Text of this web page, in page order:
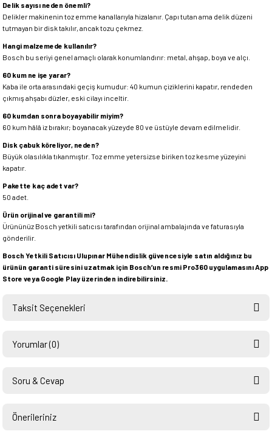
Delik sayısı neden önemli?
Delikler makinenin toz emme kanallarıyla hizalanır. Çapı tutan ama delik düzeni
tutmayan bir disk takılır, ancak tozu çekmez.
Hangi malzemede kullanılır?
Bosch bu seriyi genel amaçlı olarak konumlandırır: metal, ahşap, boya ve alçı.
60 kum ne işe yarar?
Kaba ile orta arasındaki geçiş kumudur: 40 kumun çiziklerini kapatır, rendeden
çıkmış ahşabı düzler, eski cilayı inceltir.
60 kumdan sonra boyayabilir miyim?
60 kum hâlâ iz bırakır; boyanacak yüzeyde 80 ve üstüyle devam edilmelidir.
Disk çabuk köreliyor, neden?
Büyük olasılıkla tıkanmıştır. Toz emme yetersizse biriken toz kesme yüzeyini
kapatır.
Pakette kaç adet var?
50 adet.
Ürün orijinal ve garantili mi?
Ürününüz Bosch yetkili satıcısı tarafından orijinal ambalajında ve faturasıyla
gönderilir.
Bosch Yetkili Satıcısı Ulupınar Mühendislik güvencesiyle satın aldığınız bu
ürünün garanti süresini uzatmak için Bosch’un resmi Pro360 uygulamasını App
Store veya Google Play üzerinden indirebilirsiniz.
Taksit Seçenekleri
Yorumlar (0)
Soru & Cevap
Önerileriniz